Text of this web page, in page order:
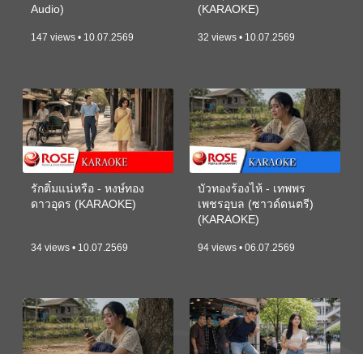
Audio)
147 views • 10.07.2569
(KARAOKE)
32 views • 10.07.2569
รักติ๋มแน่หรือ - หงษ์ทอง
ดาวอุดร (KARAOKE)
34 views • 10.07.2569
บัวทองร้องไห้ - เทพพร
เพชรอุบล (ซาวด์ดนตรี)
(KARAOKE)
94 views • 06.07.2569